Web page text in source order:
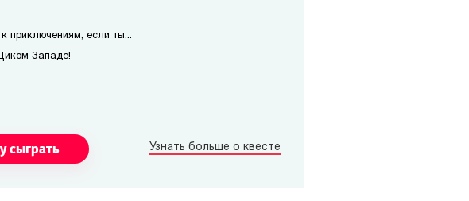
к приключениям, если ты...
Западе!
сыграть Узнать больше о квесте